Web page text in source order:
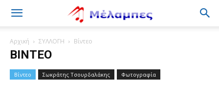
Μέλαμπες
Αρχική ΣΥΛΛΟΓΗ Βίντεο
ΒΊΝΤΕΟ
Βίντεο Σωκράτης Τσουρδαλάκης Φωτογραφία